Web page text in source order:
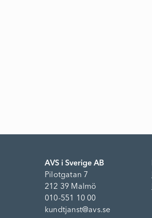
AVS i Sverige AB
Pilotgatan 7
212 39 Malmö
010-551 10 00
kundtjanst@avs.se